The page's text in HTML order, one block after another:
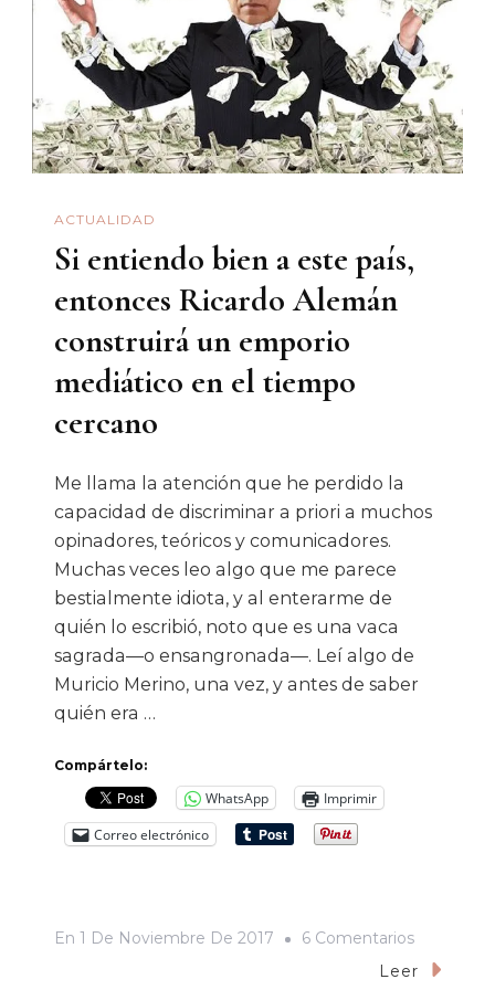
ACTUALIDAD
Si entiendo bien a este país,
entonces Ricardo Alemán
construirá un emporio
mediático en el tiempo
cercano
Me llama la atención que he perdido la
capacidad de discriminar a priori a muchos
opinadores, teóricos y comunicadores.
Muchas veces leo algo que me parece
bestialmente idiota, y al enterarme de
quién lo escribió, noto que es una vaca
sagrada—o ensangronada—. Leí algo de
Muricio Merino, una vez, y antes de saber
quién era …
Compártelo:
WhatsApp
Imprimir
Correo electrónico
En 1 De Noviembre De 2017 6 ComentariosEn
Si
Leer